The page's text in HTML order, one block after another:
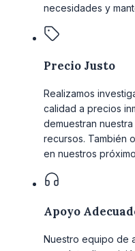
necesidades y
Precio Justo
Realizamos
calidad a precios
demuestran
recursos. También
en nuestros
Apoyo
Nuestro equipo de